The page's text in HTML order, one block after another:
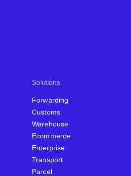
Solutions
Forwarding
Customs
Warehouse
Ecommerce
Enterprise
Transport
Parcel